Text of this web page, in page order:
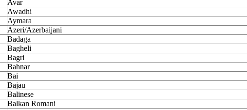
Avar
Awadhi
Aymara
Azeri/Azerbaijani
Badaga
Bagheli
Bagri
Bahnar
Bai
Bajau
Balinese
Balkan Romani